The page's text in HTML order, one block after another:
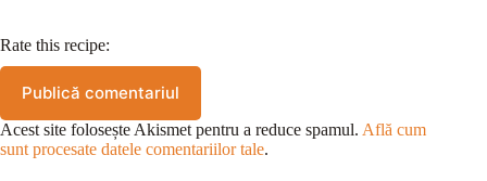
Rate this recipe:
Publică comentariul
Acest site folosește Akismet pentru a reduce spamul. Află cum
sunt procesate datele comentariilor tale.